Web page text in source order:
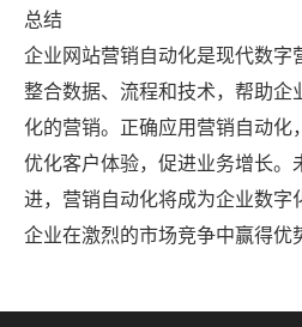
总结
企业网站营销自动化是现代数字
整合数据、流程和技术，帮助企
化的营销。正确应用营销自动化
优化客户体验，促进业务增长。
进，营销自动化将成为企业数字
企业在激烈的市场竞争中赢得优